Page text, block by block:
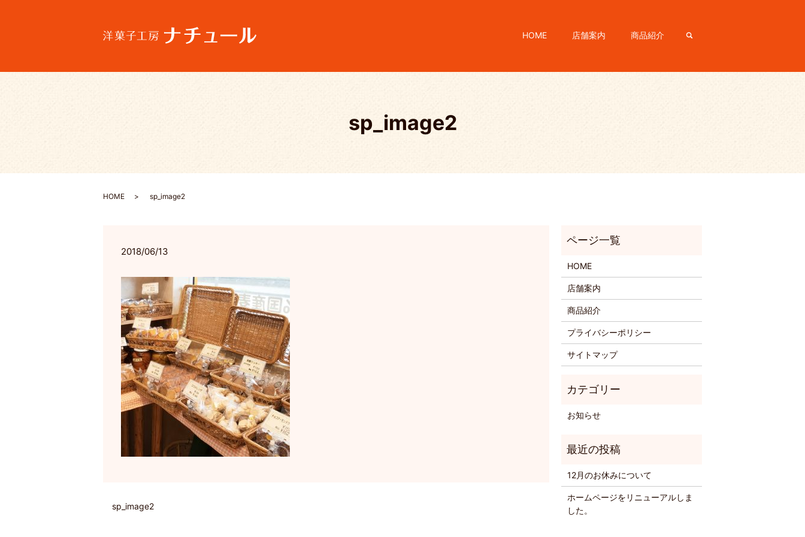
HOME 店舗案内 商品紹介 search
sp_image2
HOME sp_image2
2018/06/13
sp_image2
HOME
店舗案内
商品紹介
プライバシーポリシー
サイトマップ
お知らせ
12月のお休みについて
ホームページをリニューアルしま
した。